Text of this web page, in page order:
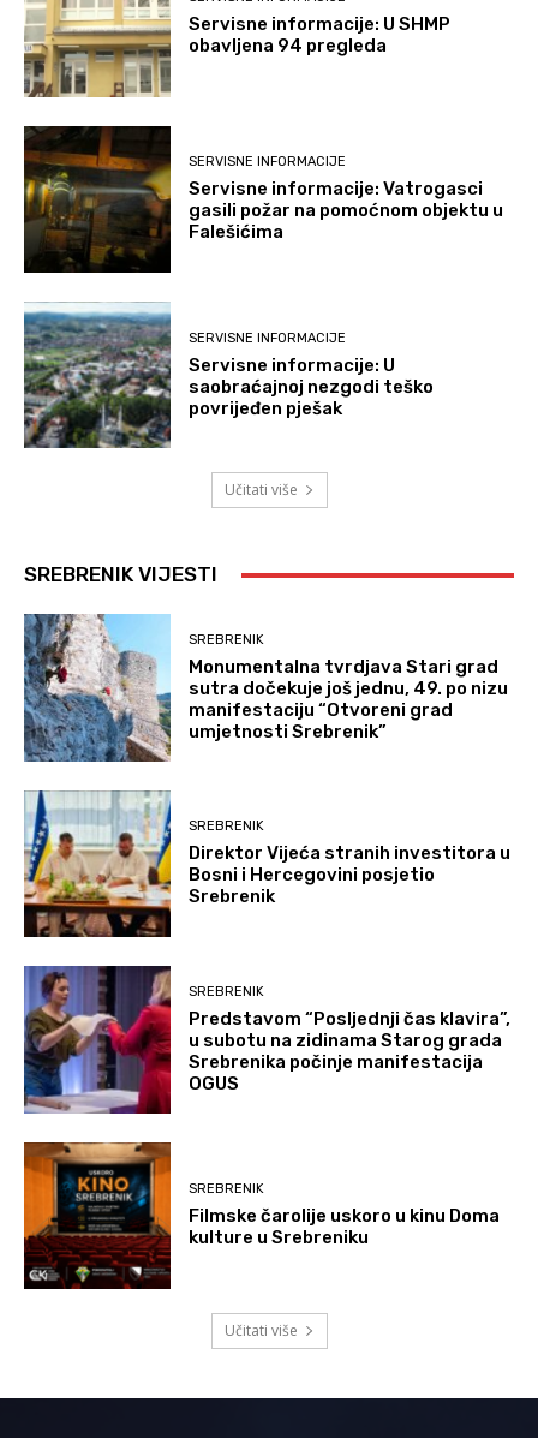
Servisne informacije: U SHMP
obavljena 94 pregleda
SERVISNE INFORMACIJE
Servisne informacije: Vatrogasci
gasili požar na pomoćnom objektu u
Falešićima
SERVISNE INFORMACIJE
Servisne informacije: U
saobraćajnoj nezgodi teško
povrijeđen pješak
Učitati više
SREBRENIK VIJESTI
SREBRENIK
Monumentalna tvrdjava Stari grad
sutra dočekuje još jednu, 49. po nizu
manifestaciju “Otvoreni grad
umjetnosti Srebrenik”
SREBRENIK
Direktor Vijeća stranih investitora u
Bosni i Hercegovini posjetio
Srebrenik
SREBRENIK
Predstavom “Posljednji čas klavira”,
u subotu na zidinama Starog grada
Srebrenika počinje manifestacija
OGUS
SREBRENIK
Filmske čarolije uskoro u kinu Doma
kulture u Srebreniku
Učitati više